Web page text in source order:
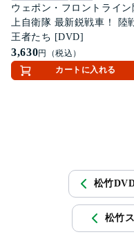
ウェポン・フロントライン
上自衛隊 最新鋭戦車！ 陸
王者たち [DVD]
3,630円（税込）
カートに入れる
松竹
松竹